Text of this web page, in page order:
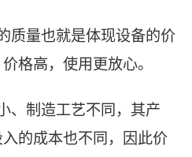
质量也就是体现设备的价
格高，使用更放心。
、制造工艺不同，其产
的成本也不同，因此价